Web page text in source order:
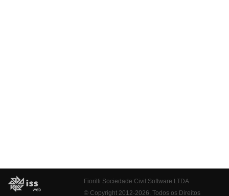
Fiorilli Sociedade Civil Software LTDA
© Copyright 2012-2026. Todos os Direitos